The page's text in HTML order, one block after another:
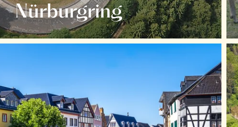
Nürburgring